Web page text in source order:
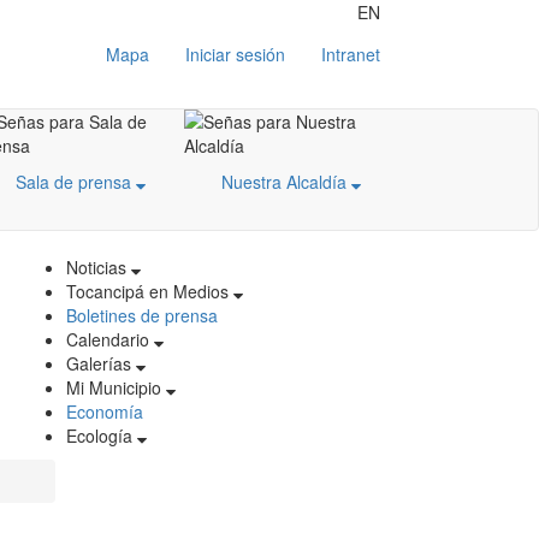
EN
Mapa
Iniciar sesión Intranet
Sala de prensa Nuestra Alcaldía
Noticias
Tocancipá en Medios
Boletines de prensa
Calendario
Galerías
Mi Municipio
Economía
Ecología